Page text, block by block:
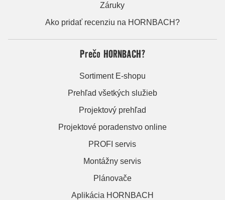
Záruky
Ako pridať recenziu na HORNBACH?
Prečo HORNBACH?
Sortiment E-shopu
Prehľad všetkých služieb
Projektový prehľad
Projektové poradenstvo online
PROFI servis
Montážny servis
Plánovače
Aplikácia HORNBACH